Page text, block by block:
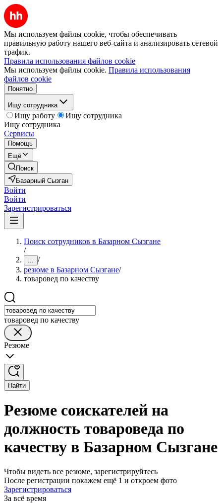
Мы используем файлы cookie, чтобы обеспечивать
правильную работу нашего веб-сайта и анализировать сетевой
трафик.
Правила использования файлов cookie
Мы используем файлы cookie. Правила использования
файлов cookie
Понятно
Ищу сотрудника
Ищу работу
Ищу сотрудника
Ищу сотрудника
Сервисы
Помощь
Ещё
Поиск
Базарный Сызган
Войти
Войти
Зарегистрироваться
Поиск сотрудников в Базарном Сызгане
/
... /
резюме в Базарном Сызгане/
товаровед по качеству
товаровед по качеству
Резюме
Найти
Резюме соискателей на
должность товароведа по
качеству в Базарном Сызгане
Чтобы видеть все резюме, зарегистрируйтесь
После регистрации покажем ещё 1 и откроем фото
Зарегистрироваться
За всё время